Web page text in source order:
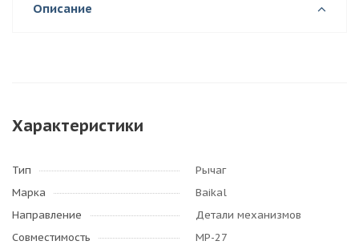
Описание
Характеристики
Тип
Рычаг
Марка
Baikal
Направление
Детали механизмов
Совместимость
МР-27